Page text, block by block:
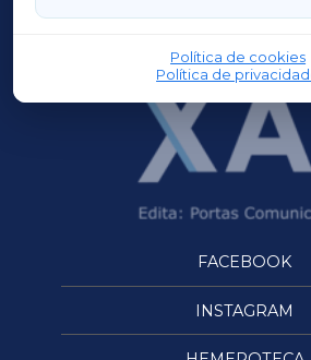
Política de cookies
Política de
OURENSEXA
FACEBOOK
INSTAGRAM